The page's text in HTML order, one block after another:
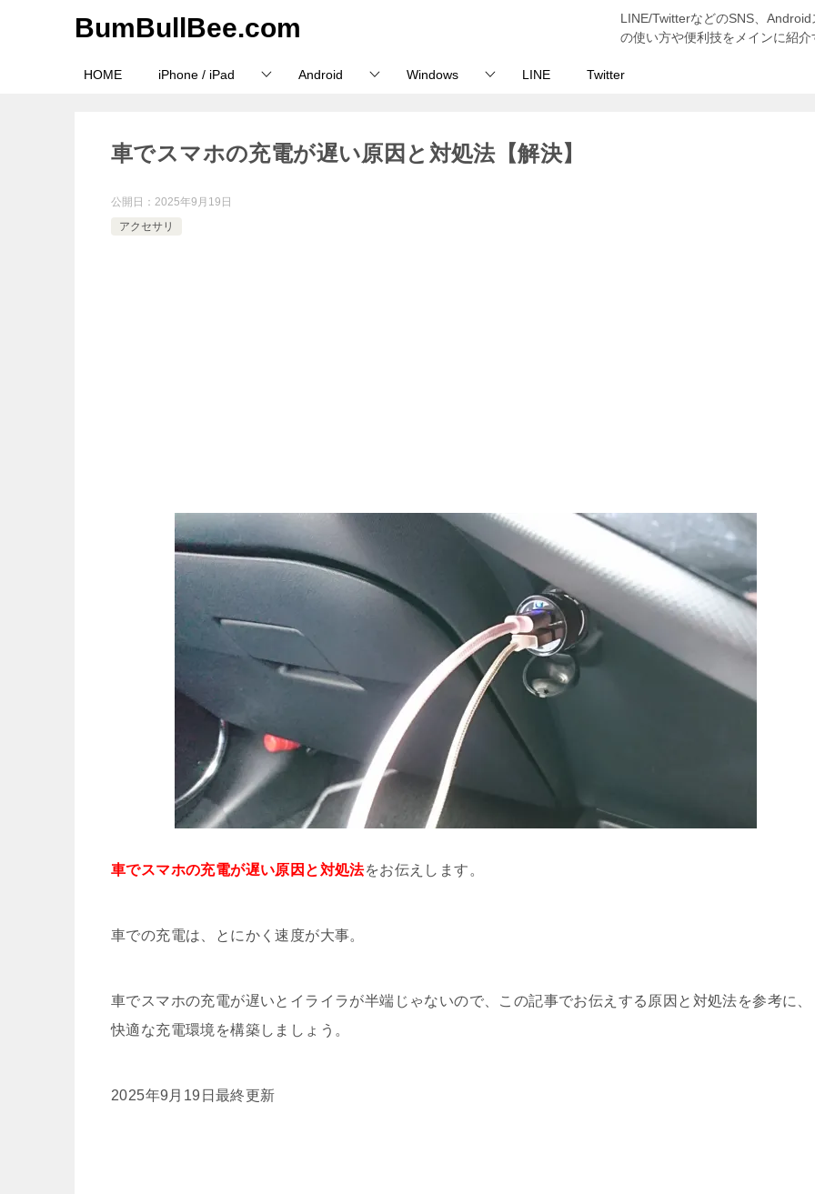
BumBullBee.com
LINE/TwitterなどのSNS、
の使い方や便利技をメインに紹
HOME iPhone / iPad Android Windows LINE Twitter
車でスマホの充電が遅い原因と対処法【解決】
公開日： 2025年9月19日
アクセサリ
車でスマホの充電が遅い原因と対処法をお伝えします。
車での充電は、とにかく速度が大事。
車でスマホの充電が遅いとイライラが半端じゃないので、この記事でお伝えする原因と対処法を参考に、
快適な充電環境を構築しましょう。
2025年9月19日最終更新